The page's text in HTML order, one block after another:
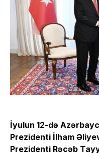
İyulun 12-də
Prezidenti İlham
Prezidenti Rəcəb